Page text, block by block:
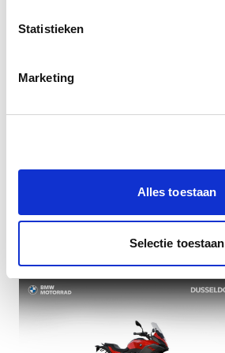
Statistieken
Marketing
Alles toestaan
Selectie toestaan
Veiligheid
Overige
Interessant voor u